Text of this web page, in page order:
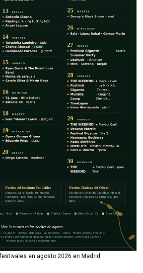
en agosto 2026 en Madrid